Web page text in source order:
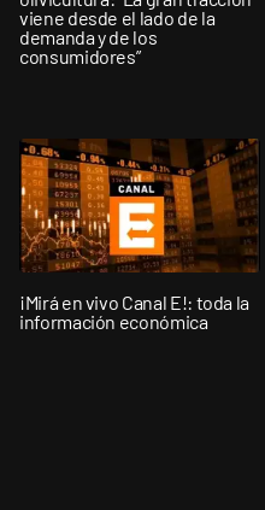
viene desde el lado de la
demanda y de los
consumidores”
¡Mirá en vivo Canal E!: toda la
información económica